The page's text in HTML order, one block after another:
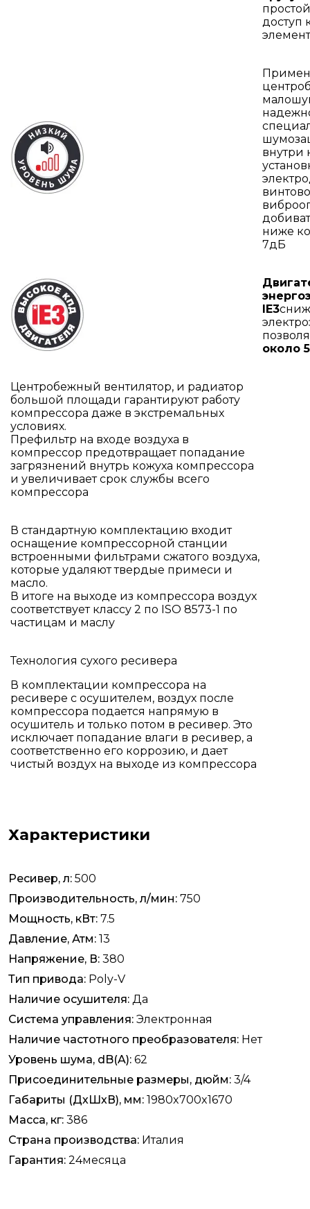
доступ
внутри
ниже
7дБ
IE3
около
Центробежный вентилятор, и радиатор
большой площади гарантируют работу
компрессора даже в экстремальных
условиях.
Префильтр на входе воздуха в
компрессор предотвращает попадание
загрязнений внутрь кожуха компрессора
и увеличивает срок службы всего
компрессора
В стандартную комплектацию входит
оснащение компрессорной станции
встроенными фильтрами сжатого воздуха,
которые удаляют твердые примеси и
масло.
В итоге на выходе из компрессора воздух
соответствует классу 2 по ISO 8573-1 по
частицам и маслу
Технология сухого ресивера
В комплектации компрессора на
ресивере с осушителем, воздух после
компрессора подается напрямую в
осушитель и только потом в ресивер. Это
исключает попадание влаги в ресивер, а
соответственно его коррозию, и дает
чистый воздух на выходе из компрессора
Характеристики
Ресивер, л: 500
Производительность, л/мин: 750
Мощность, кВт: 7.5
Давление, Атм: 13
Напряжение, В: 380
Тип привода: Poly-V
Наличие осушителя: Да
Система управления: Электронная
Наличие частотного преобразователя: Нет
Уровень шума, dB(A): 62
Присоединительные размеры, дюйм: 3/4
Габариты (ДхШхВ), мм: 1980x700x1670
Масса, кг: 386
Страна производства: Италия
Гарантия: 24месяца